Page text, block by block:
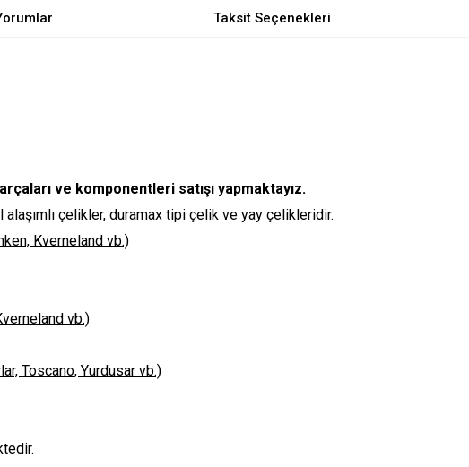
Taksit Seçenekleri
ve komponentleri satışı yapmaktayız.
çelikler, duramax tipi çelik ve yay çelikleridir.
Kverneland vb.)
vb.)
Toscano, Yurdusar vb.)